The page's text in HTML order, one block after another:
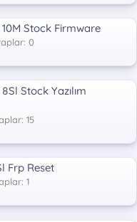
Stock Firmware
0
Stock Yazılım
15
Frp Reset
1